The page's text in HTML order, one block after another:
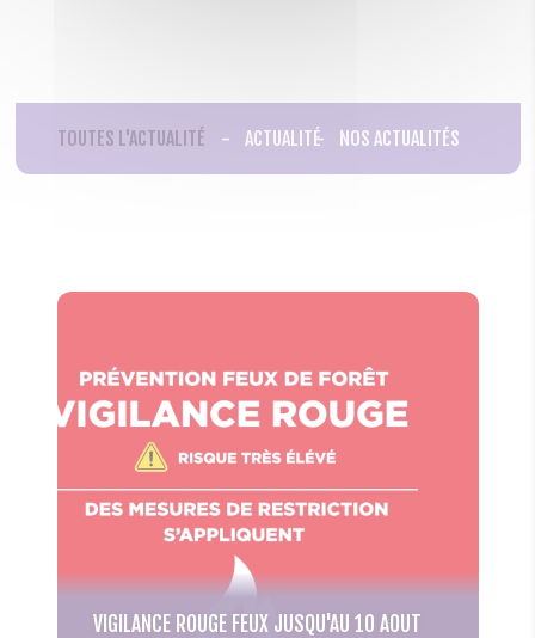
TOUTES L'ACTUALITÉ ACTUALITÉ NOS ACTUALITÉS
VIGILANCE ROUGE FEUX JUSQU'AU 10 AOUT